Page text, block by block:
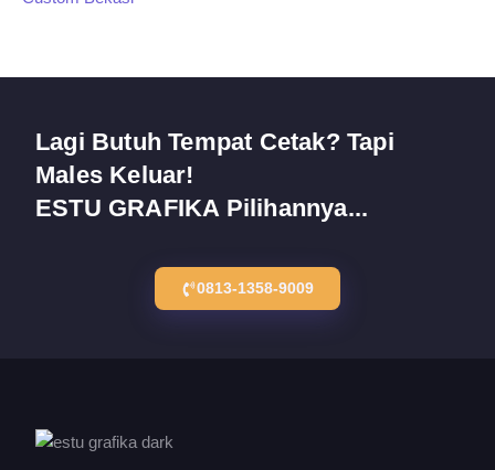
Lagi Butuh Tempat Cetak? Tapi
Males Keluar!
ESTU GRAFIKA Pilihannya...
0813-1358-9009